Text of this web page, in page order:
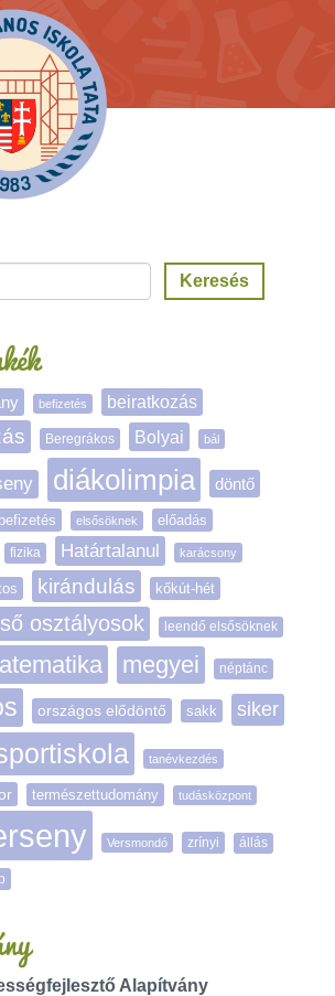
befizetés beiratkozás
Beregrákos Bolyai bál
diákolimpia döntő
elsősöknek
előadás
fizika Határtalanul karácsony
kirándulás kőkút-hét
osztályosok leendő elsősöknek
megyei néptánc
országos elődöntő sakk siker
tanévkezdés
természettudomány tudásközpont
Versmondó zrínyi állás
Alapítvány